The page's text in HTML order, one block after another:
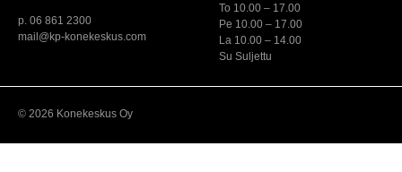
p. 06 861 2300
mail@kp-konekeskus.com
To 10.00 – 17.00
Pe 10.00 – 17.00
La 10.00 – 14.00
Su Suljettu
© 2026 Konekeskus Oy